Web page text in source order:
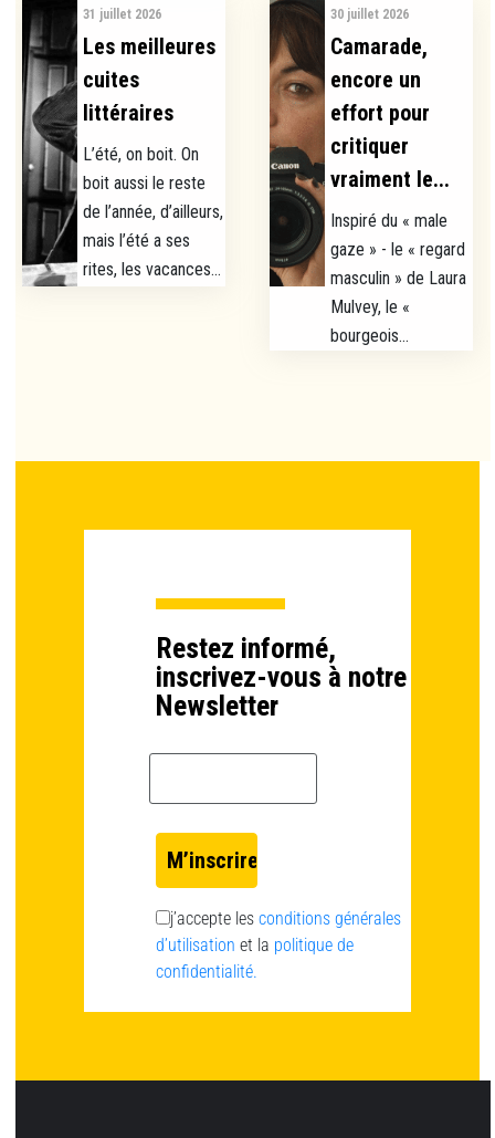
31 juillet 2026
Les meilleures
cuites
littéraires
L’été, on boit. On
boit aussi le reste
de l’année, d’ailleurs,
mais l’été a ses
rites, les vacances...
30 juillet 2026
Camarade,
encore un
effort pour
critiquer
vraiment le...
Inspiré du « male
gaze » - le « regard
masculin » de Laura
Mulvey, le «
bourgeois...
Restez informé,
inscrivez-vous à notre
Newsletter
j’accepte les conditions générales
d’utilisation et la politique de
confidentialité.